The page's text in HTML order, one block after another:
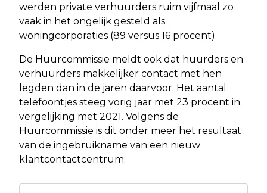
werden private verhuurders ruim vijfmaal zo
vaak in het ongelijk gesteld als
woningcorporaties (89 versus 16 procent).
De Huurcommissie meldt ook dat huurders en
verhuurders makkelijker contact met hen
legden dan in de jaren daarvoor. Het aantal
telefoontjes steeg vorig jaar met 23 procent in
vergelijking met 2021. Volgens de
Huurcommissie is dit onder meer het resultaat
van de ingebruikname van een nieuw
klantcontactcentrum.